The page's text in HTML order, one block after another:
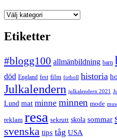
Kategorier
Etiketter
#blogg100 allmänbildning barn
död England fest film fotboll historia
Julkalendern julkalendern 2021
Lund mat minne minnen mode
reklam resa sekrutt skola sommar
svenska tips tåg USA